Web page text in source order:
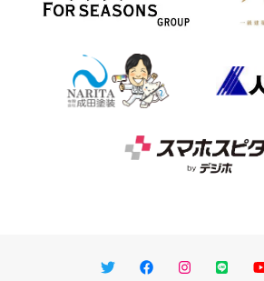
TwitterFacebookInstagram
LINE